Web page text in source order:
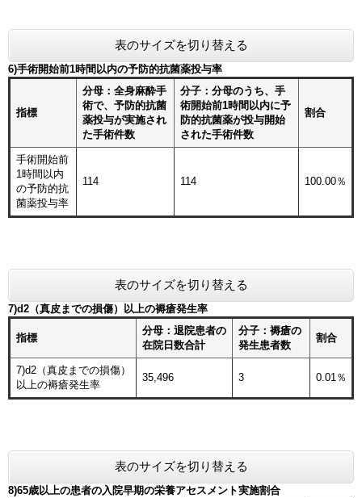
表のサイズを切り替える
6)手術開始前1時間以内の予防的抗菌薬投与率
指標
分母：全身麻酔手
術で、予防的抗菌
薬投与が実施され
た手術件数
分子：分母のうち、手
術開始前1時間以内に予
防的抗菌薬が投与開始
された手術件数
割合
手術開始前
1時間以内
の予防的抗
菌薬投与率
114 114 100.00％
表のサイズを切り替える
7)d2（真皮までの損傷）以上の褥瘡発生率
指標
分母：退院患者の
在院日数合計
分子：褥瘡の
発生患者数
割合
7)d2（真皮までの損傷）
以上の褥瘡発生率
35,496 3 0.01％
表のサイズを切り替える
8)65歳以上の患者の入院早期の栄養アセスメント実施割合